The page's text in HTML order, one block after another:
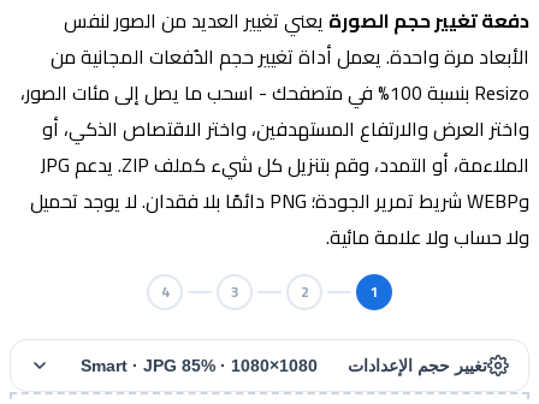
دفعة تغيير حجم الصورة يعني تغيير العديد من الصور لنفس
الأبعاد مرة واحدة. يعمل أداة تغيير حجم الدُفعات المجانية من
Resizo بنسبة 100% في متصفحك - اسحب ما يصل إلى مئات الصور،
واختر العرض والارتفاع المستهدفين، واختر الاقتصاص الذكي، أو
الملاءمة، أو التمدد، وقم بتنزيل كل شيء كملف ZIP. يدعم JPG
وWEBP شريط تمرير الجودة؛ PNG دائمًا بلا فقدان. لا يوجد تحميل
ولا حساب ولا علامة مائية.
1
2
3
4
تغيير حجم الإعدادات 1080×1080 · Smart · JPG 85%